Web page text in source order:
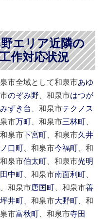
エリア近隣の
作対応状況
市全域として和泉市あゆ
のぞみ野 、和泉市はつが
みずき台 、和泉市テクノス
泉市万町 、和泉市三林町
和泉市下宮町 、和泉市久井
口町 、和泉市今福町 、和
和泉市伯太町 、和泉市光明
中町 、和泉市南面利町
、和泉市唐国町 、和泉市善
坪井町 、和泉市大野町 、和
泉市富秋町 、和泉市寺田